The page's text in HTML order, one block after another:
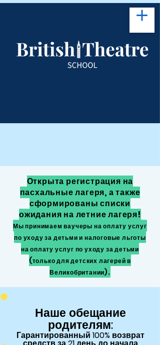
Открыта регистрация на
пасхальные лагеря, а также
сформированы списки
ожидания на летние лагеря!
Мы принимаем ваучеры на оплату услуг
по уходу за детьми и налоговые льготы
на оплату услуг по уходу за детьми
(только для детских лагерей в
Великобритании).
Наше обещание
родителям:
Гарантированный 100% возврат